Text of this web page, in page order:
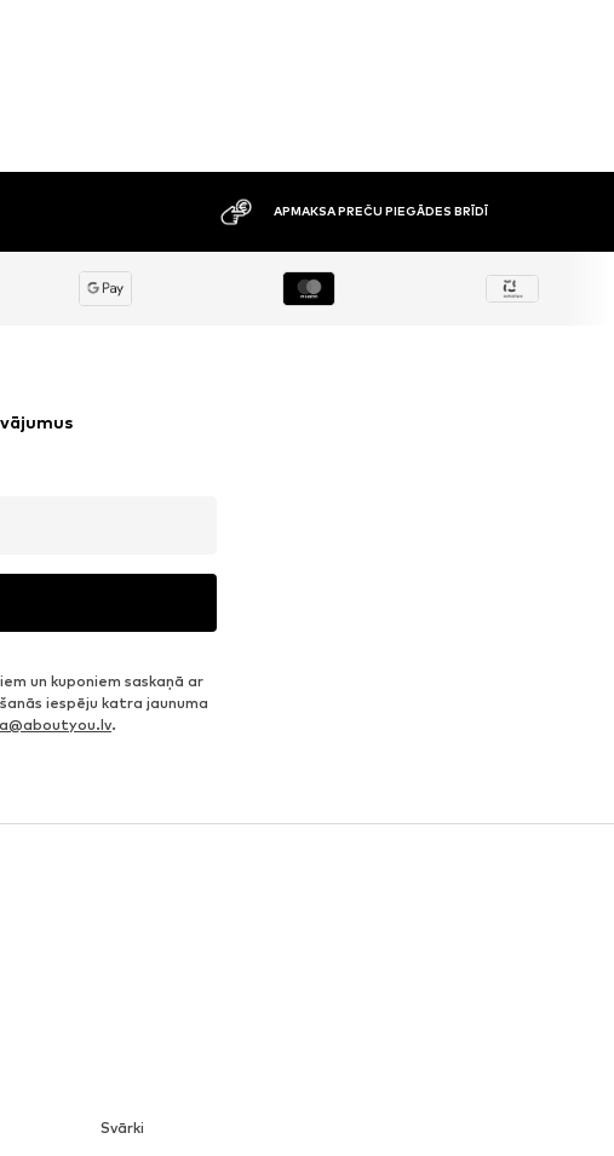
APMAKSA PREČU PIEGĀDES BRĪDĪ
un kuponiem saskaņā ar
iespēju katra jaunuma
.
Svārki